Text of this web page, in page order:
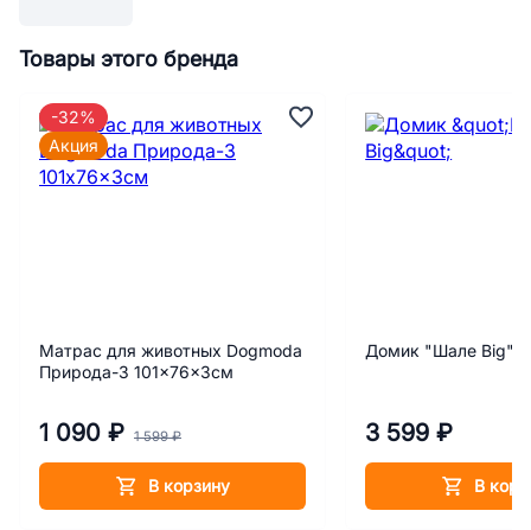
Товары этого бренда
Матрас для животных Dogmoda
Природа-3 101x76x3см
1 090 ₽ 1 599 ₽
В корзину
-32%
Акция
Домик "Шале Big"
3 599 ₽
В